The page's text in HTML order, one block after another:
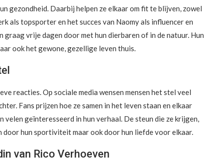
gezondheid. Daarbij helpen ze elkaar om fit te blijven, zowel
als topsporter en het succes van Naomy als influencer en
vrije dagen door met hun dierbaren of in de natuur. Hun
ook het gewone, gezellige leven thuis.
reacties. Op sociale media wensen mensen het stel veel
Fans prijzen hoe ze samen in het leven staan en elkaar
geïnteresseerd in hun verhaal. De steun die ze krijgen,
hun sportiviteit maar ook door hun liefde voor elkaar.
van Rico Verhoeven